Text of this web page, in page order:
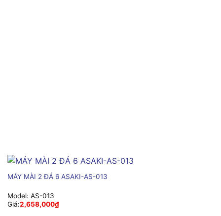
MÁY MÀI 2 ĐÁ 6 ASAKI-AS-013
Model: AS-013
Giá:2,658,000₫